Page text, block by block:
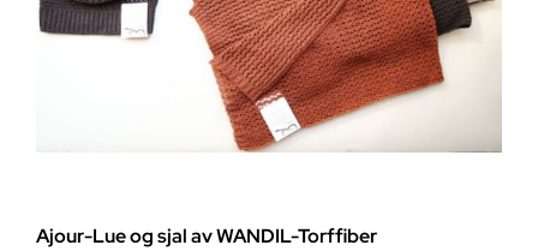
produktsiden
Ajour-Lue og sjal av WANDIL-Torffiber